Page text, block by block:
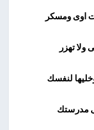
اوى ومسكر
تهزر
لنفسك
مدرستك